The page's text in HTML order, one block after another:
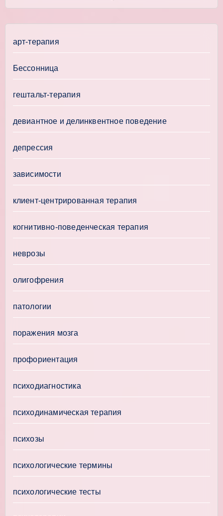
арт-терапия
Бессонница
гештальт-терапия
девиантное и делинквентное поведение
депрессия
зависимости
клиент-центрированная терапия
когнитивно-поведенческая терапия
неврозы
олигофрения
патологии
поражения мозга
профориентация
психодиагностика
психодинамическая терапия
психозы
психологические термины
психологические тесты